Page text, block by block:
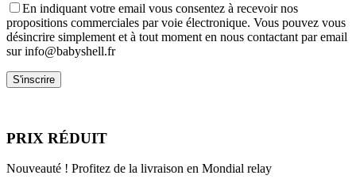
En indiquant votre email vous consentez à recevoir nos
propositions commerciales par voie électronique. Vous pouvez vous
désincrire simplement et à tout moment en nous contactant par email
sur info@babyshell.fr
PRIX RÉDUIT
Nouveauté ! Profitez de la livraison en Mondial relay